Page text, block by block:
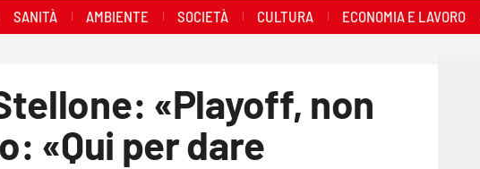
SANITÀ AMBIENTE SOCIETÀ CULTURA ECONOMIA E LAVORO
«Playoff, non
«Qui per dare